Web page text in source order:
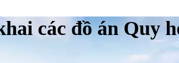
các đồ án Quy